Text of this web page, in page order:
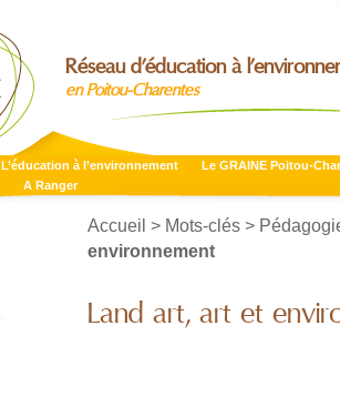
Réseau d’éducation à
en Poitou-Charentes
L’éducation à l’environnement
Le GRAINE Poitou-
A Ranger
Accueil > Mots-clés >
environnement
Land art, art et